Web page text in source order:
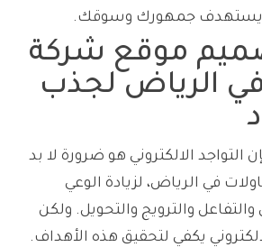
جمهورك وسوقك.
موقع شركة
الرياض لجذب
التواجد الالكتروني هو ضرورة لا بد
في الرياض، لزيادة الوعي
والترويج والتحويل. ولكن
يكفي لتحقيق هذه الأهداف.